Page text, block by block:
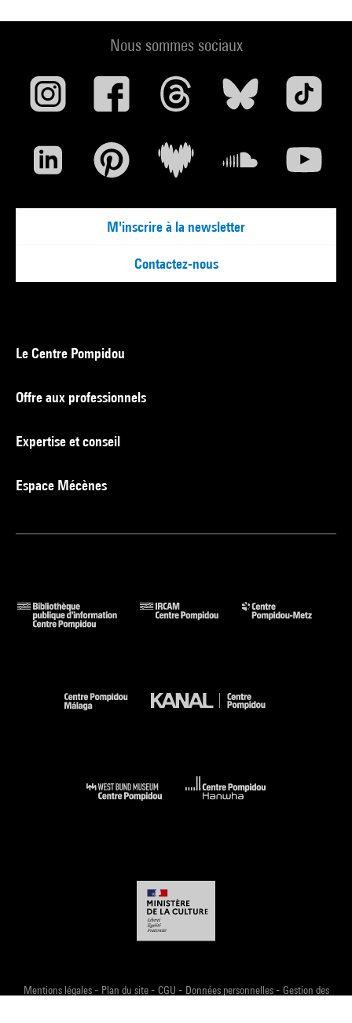
Nous sommes sociaux
M'inscrire à la newsletter
Contactez-nous
Le Centre Pompidou
Offre aux professionnels
Expertise et conseil
Espace Mécènes
Mentions légales- Plan du site- CGU - Données personnelles- Gestion des